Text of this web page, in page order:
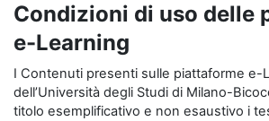
Condizioni di uso delle
e-Learning
I Contenuti presenti sulle piattaforme e-
dell’Università degli Studi di Milano-
titolo esemplificativo e non esaustivo i